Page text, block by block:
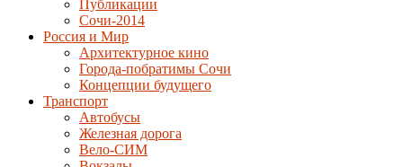
Публикации
Сочи-2014
Россия и Мир
Архитектурное кино
Города-побратимы Сочи
Концепции будущего
Транспорт
Автобусы
Железная дорога
Вело-СИМ